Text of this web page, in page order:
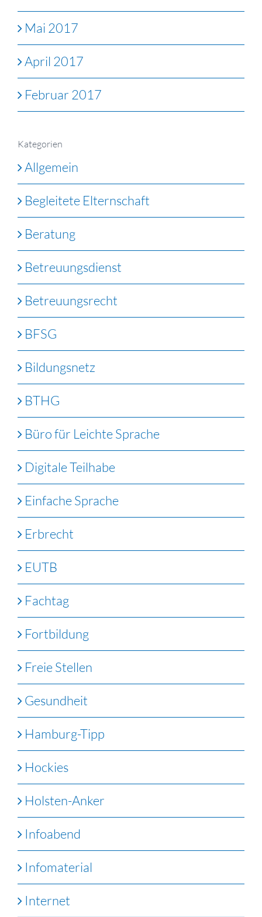
Mai 2017
April 2017
Februar 2017
Kategorien
Allgemein
Begleitete Elternschaft
Beratung
Betreuungsdienst
Betreuungsrecht
BFSG
Bildungsnetz
BTHG
Büro für Leichte Sprache
Digitale Teilhabe
Einfache Sprache
Erbrecht
EUTB
Fachtag
Fortbildung
Freie Stellen
Gesundheit
Hamburg-Tipp
Hockies
Holsten-Anker
Infoabend
Infomaterial
Internet